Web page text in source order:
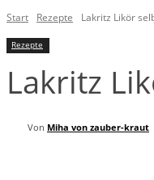
Start Rezepte Lakritz Likör
Rezepte
Lakritz
Von Miha von zauber-kraut